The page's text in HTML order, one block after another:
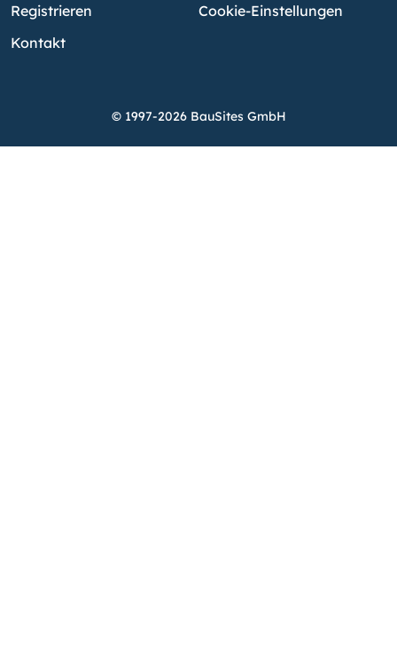
Registrieren
Kontakt
Cookie-Einstellungen
© 1997-2026 BauSites GmbH